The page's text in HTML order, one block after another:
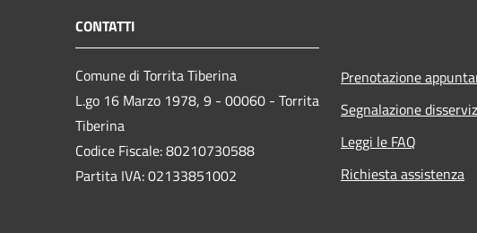
CONTATTI
Comune di Torrita Tiberina
L.go 16 Marzo 1978, 9 - 00060 - Torrita
Tiberina
Codice Fiscale: 80210730588
Partita IVA: 02133851002
Prenotazione
Segnalazione
Leggi le FAQ
Richiesta assistenza